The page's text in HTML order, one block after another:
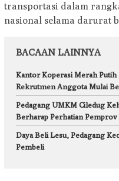
transportasi dalam
nasional selama darurat
BACAAN LAINNYA
Kantor Koperasi Merah Putih
Rekrutmen Anggota Mulai
Pedagang UMKM Ciledug
Berharap Perhatian Pemprov
Daya Beli Lesu, Pedagang
Pembeli